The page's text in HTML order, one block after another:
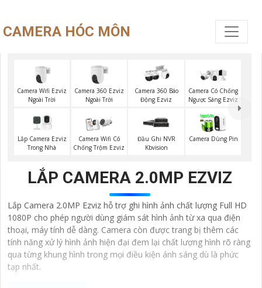
CAMERA HÓC MÔN
Camera Wifi Ezviz
Ngoài Trời
Camera 360 Ezviz
Ngoài Trời
Camera 360 Báo
Động Ezviz
Camera Có Chống
Ngược Sáng Ezviz
Lắp Camera Ezviz
Trong Nhà
Camera Wifi Có
Chống Trộm Ezviz
Đầu Ghi NVR
Kbvision
Camera Dùng Pin
LẮP CAMERA 2.0MP EZVIZ
Lắp Camera 2.0MP Ezviz hỗ trợ ghi hình ảnh chất lượng Full HD
1080P cho phép người dùng giám sát hình ảnh từ xa qua điện
thoại, máy tính dễ dàng. Camera còn được trang bị thêm các
tính năng xử lý hình ảnh hiện đại đem lại chất lượng hình rõ ràng
qua từng khung hình trong mọi điều kiện ánh sáng dù là phức
tạp nhất.